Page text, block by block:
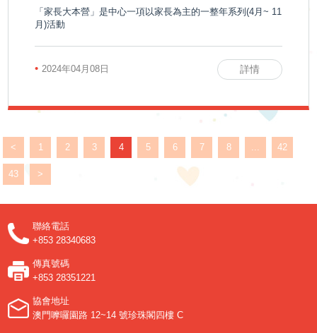
「家長大本營」是中心一項以家長為主的一整年系列(4月~ 11
月)活動
• 2024年04月08日 詳情
< 1 2 3 4 5 6 7 8 ... 42
43 >
聯絡電話
+853 28340683
傳真號碼
+853 28351221
協會地址
澳門嚤囉園路 12~14 號珍珠閣四樓 C